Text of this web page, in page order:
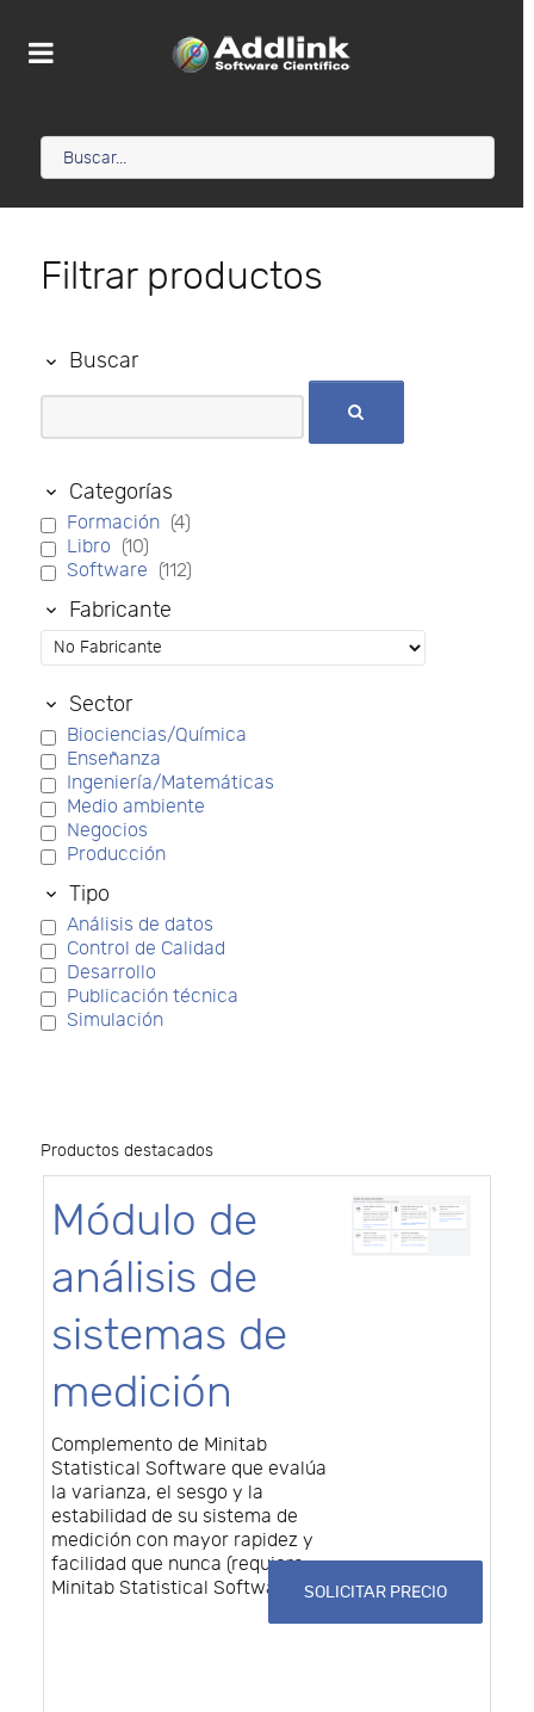
Filtrar productos
Buscar
Categorías
Formación (4)
Libro (10)
Software (112)
Fabricante
Sector
Biociencias/Química
Enseñanza
Ingeniería/Matemáticas
Medio ambiente
Negocios
Producción
Tipo
Análisis de datos
Control de Calidad
Desarrollo
Publicación técnica
Simulación
Productos destacados
Módulo de
análisis de
sistemas de
medición
Complemento de Minitab
Statistical Software que evalúa
la varianza, el sesgo y la
estabilidad de su sistema de
medición con mayor rapidez y
facilidad que nunca (requiere
Minitab Statistical Software)
SOLICITAR PRECIO